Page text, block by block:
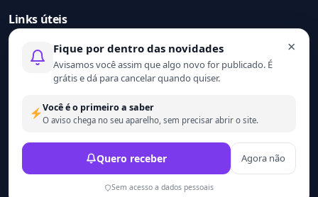
Links úteis
Início
Contato
Sobre nós
Termo de uso
Política de privacidade
© 2021 - 2026 Ler mais. Todos os direitos reservados.
Desenvolvido porWesley Catula.
×
Fique por dentro das novidades
Avisamos você assim que algo novo for publicado. É
grátis e dá para cancelar quando quiser.
Você é o primeiro a saber
O aviso chega no seu aparelho, sem precisar abrir o site.
Quero receber Agora não
Sem acesso a dados pessoais